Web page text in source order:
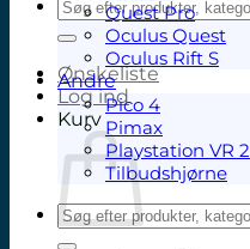
Søg
efter:
Ønskeliste
Log ind
Kurv
Quest Pro
Oculus Quest
Oculus Rift S
Andre
Pico 4
Pimax
Playstation VR 2
Tilbudshjørne
Søg
efter: